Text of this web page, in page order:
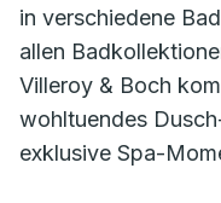
in verschiedene
allen
Villeroy & Boch
wohltuendes
exklusive Spa-